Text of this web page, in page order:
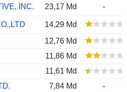
INC.
23,17 Md -
14,29 Md
12,76 Md
11,86 Md
11,61 Md
7,84 Md
-